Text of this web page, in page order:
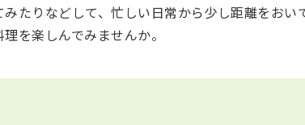
たりなどして、忙しい日常から少し距離をお
を楽しんでみませんか。